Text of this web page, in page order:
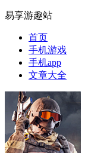
易享游趣站
首页
手机游戏
手机app
文章大全